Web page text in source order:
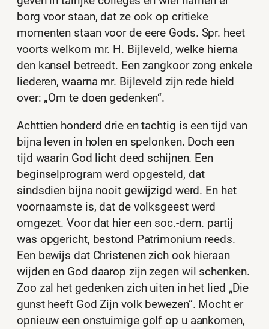
borg voor staan, dat ze ook op critieke
momenten staan voor de eere Gods. Spr. heet
voorts welkom mr. H. Bijleveld, welke hierna
den kansel betreedt. Een zangkoor zong enkele
liederen, waarna mr. Bijleveld zijn rede hield
over: „Om te doen gedenken“.
Achttien honderd drie en tachtig is een tijd van
bijna leven in holen en spelonken. Doch een
tijd waarin God licht deed schijnen. Een
beginselprogram werd opgesteld, dat
sindsdien bijna nooit gewijzigd werd. En het
voornaamste is, dat de volksgeest werd
omgezet. Voor dat hier een soc.-dem. partij
was opgericht, bestond Patrimonium reeds.
Een bewijs dat Christenen zich ook hieraan
wijden en God daarop zijn zegen wil schenken.
Zoo zal het gedenken zich uiten in het lied „Die
gunst heeft God Zijn volk bewezen“. Mocht er
opnieuw een onstuimige golf op u aankomen,